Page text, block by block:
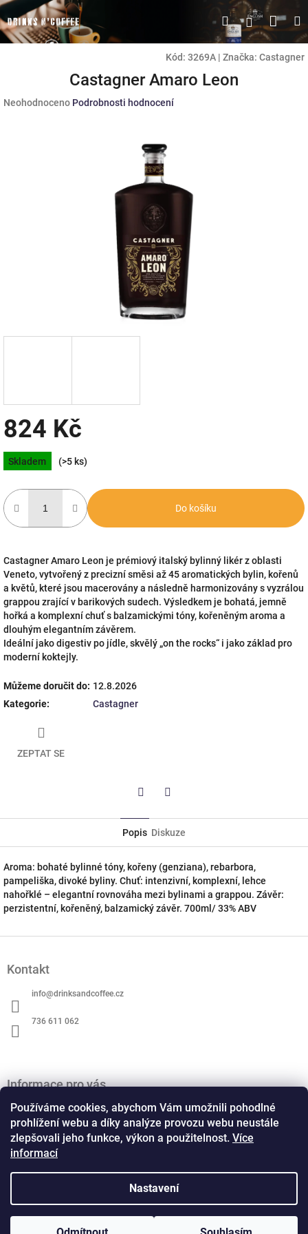
Používáme cookies, abychom Vám umožnili pohodlné
prohlížení webu a díky analýze provozu webu neustále
zlepšovali jeho funkce, výkon a použitelnost. Více
informací
Nastavení
Přejít
na
obsah
HledatPřihlášení
Kód: 3269A | Značka: Castagner
Castagner Amaro Leon
Průměrné
Neohodnoceno Podrobnosti hodnocení
824 Kč
Měrná
cena:
Skladem (>5 ks)
Do košíku
Castagner Amaro Leon je prémiový italský bylinný likér z oblasti
Veneto, vytvořený z precizní směsi až 45 aromatických bylin, kořenů
a květů, které jsou macerovány a následně harmonizovány s vyzrálou
grappou zrající v barikových sudech. Výsledkem je bohatá, jemně
hořká a komplexní chuť s balzamickými tóny, kořeněným aroma a
dlouhým elegantním závěrem.
Ideální jako digestiv po jídle, skvělý „on the rocks“ i jako základ pro
moderní koktejly.
Můžeme doručit do: 12.8.2026
Kategorie: Castagner
ZEPTAT SE
Popis Diskuze
Aroma: bohaté bylinné tóny, kořeny (genziana), rebarbora,
pampeliška, divoké byliny. Chuť: intenzivní, komplexní, lehce
nahořklé – elegantní rovnováha mezi bylinami a grappou. Závěr:
perzistentní, kořeněný, balzamický závěr. 700ml/ 33% ABV
Kontakt
info@drinksandcoffee.cz
736 611 062
Informace pro vás
O nás
Obchodní podmínky
Podmínky ochrany osobních údajů
Kontaktní formulář
Vytvořil Shoptet Copyright 2026 Drinks and Coffee. Všechna práva